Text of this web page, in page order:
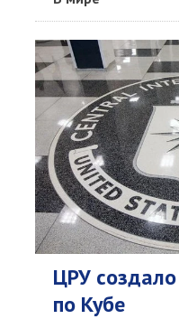
ЦРУ создало
по Кубе